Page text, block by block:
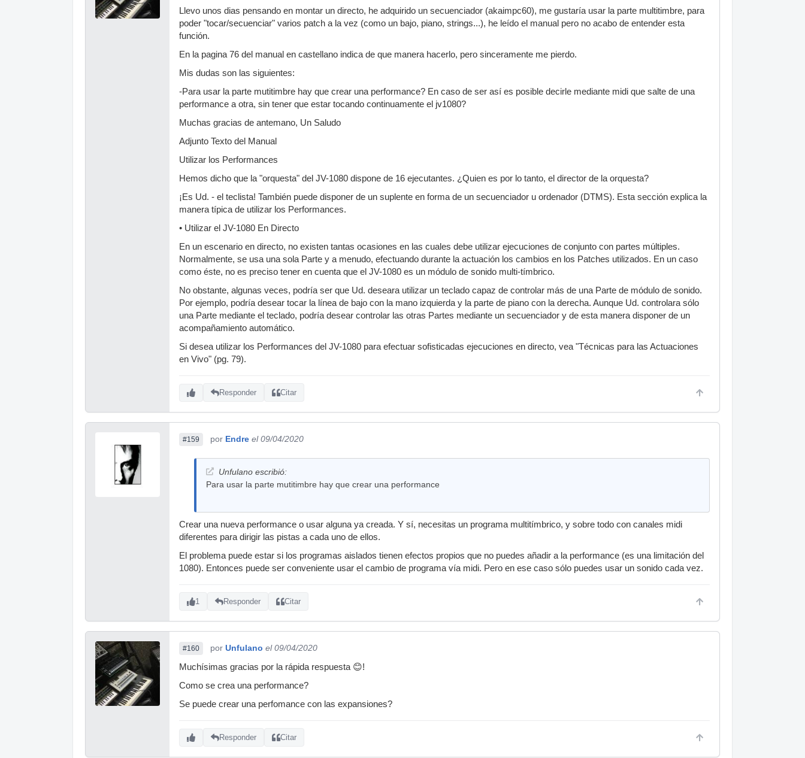
Llevo unos dias pensando en montar un directo, he adquirido un secuenciador (akaimpc60), me gustaría usar la parte multitimbre, para
poder "tocar/secuenciar" varios patch a la vez (como un bajo, piano, strings...), he leído el manual pero no acabo de entender esta
función.
En la pagina 76 del manual en castellano indica de que manera hacerlo, pero sinceramente me pierdo.
Mis dudas son las siguientes:
-Para usar la parte mutitimbre hay que crear una performance? En caso de ser así es posible decirle mediante midi que salte de una
performance a otra, sin tener que estar tocando continuamente el jv1080?
Muchas gracias de antemano, Un Saludo
Adjunto Texto del Manual
Utilizar los Performances
Hemos dicho que la "orquesta" del JV-1080 dispone de 16 ejecutantes. ¿Quien es por lo tanto, el director de la orquesta?
¡Es Ud. - el teclista! También puede disponer de un suplente en forma de un secuenciador u ordenador (DTMS). Esta sección explica la
manera típica de utilizar los Performances.
• Utilizar el JV-1080 En Directo
En un escenario en directo, no existen tantas ocasiones en las cuales debe utilizar ejecuciones de conjunto con partes múltiples.
Normalmente, se usa una sola Parte y a menudo, efectuando durante la actuación los cambios en los Patches utilizados. En un caso
como éste, no es preciso tener en cuenta que el JV-1080 es un módulo de sonido multi-tímbrico.
No obstante, algunas veces, podría ser que Ud. deseara utilizar un teclado capaz de controlar más de una Parte de módulo de sonido.
Por ejemplo, podría desear tocar la línea de bajo con la mano izquierda y la parte de piano con la derecha. Aunque Ud. controlara sólo
una Parte mediante el teclado, podría desear controlar las otras Partes mediante un secuenciador y de esta manera disponer de un
acompañamiento automático.
Si desea utilizar los Performances del JV-1080 para efectuar sofisticadas ejecuciones en directo, vea "Técnicas para las Actuaciones
en Vivo" (pg. 79).
Responder Citar
#159 por Endre el 09/04/2020
Unfulano escribió:
Para usar la parte mutitimbre hay que crear una performance
Crear una nueva performance o usar alguna ya creada. Y sí, necesitas un programa multitímbrico, y sobre todo con canales midi
diferentes para dirigir las pistas a cada uno de ellos.
El problema puede estar si los programas aislados tienen efectos propios que no puedes añadir a la performance (es una limitación del
1080). Entonces puede ser conveniente usar el cambio de programa vía midi. Pero en ese caso sólo puedes usar un sonido cada vez.
1 Responder Citar
#160 por Unfulano el 09/04/2020
Muchísimas gracias por la rápida respuesta 😊!
Como se crea una performance?
Se puede crear una perfomance con las expansiones?
Responder Citar